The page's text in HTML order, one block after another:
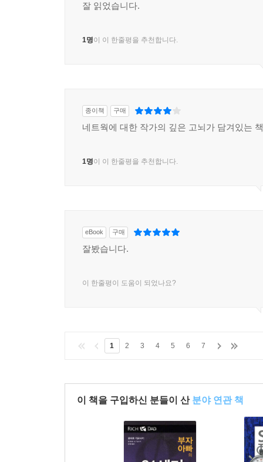
잘 읽었습니다.
1명이 이 한줄평을 추천합니다.
종이책 구매
네트웍에 대한 작가의 깊은 고뇌가 담겨있는 책
1명이 이 한줄평을 추천합니다.
eBook 구매
잘봤습니다.
이 한줄평이 도움이 되었나요?
1 2 3 4 5 6 7
이 책을 구입하신 분들이 산 분야 연관 책